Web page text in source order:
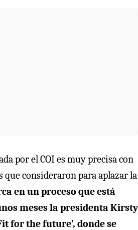
por el COI es muy precisa con
que consideraron para aplazar la
en un proceso que está
meses la presidenta Kirsty
for the future’, donde se